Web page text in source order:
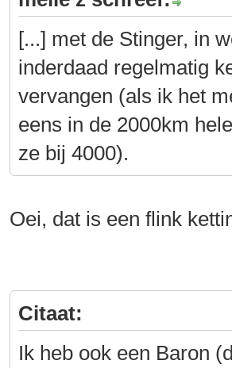
[...] met de Stinger, in
inderdaad regelmatig
vervangen (als ik het
eens in de 2000km
ze bij 4000).
Oei, dat is een flink
Citaat:
Ik heb ook een Baron